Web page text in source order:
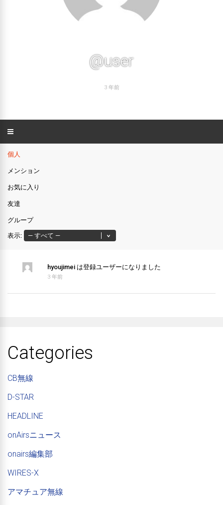
@user
3 年前
個人
メンション
お気に入り
友達
グループ
表示:
hyoujimei は登録ユーザーになりました
3 年前
Categories
CB無線
D-STAR
HEADLINE
onAirsニュース
onairs編集部
WIRES-X
アマチュア無線